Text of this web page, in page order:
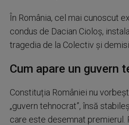
În România, cel mai cunoscut
condus de Dacian Cioloș,
tragedia de la Colectiv și
Cum apare un guvern
Constituția României nu
„guvern tehnocrat”, însă
care este desemnat premierul.